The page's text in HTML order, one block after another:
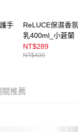
手
ReLUCE保濕香
乳400ml_小蒼蘭
NT$289
NT$400
關推薦